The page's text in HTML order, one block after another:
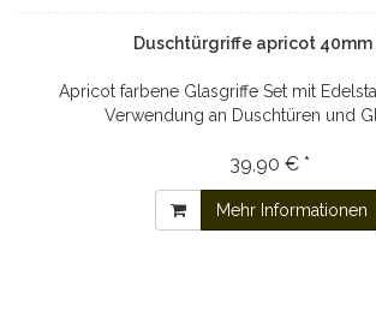
Duschtürgriffe apricot 40mm
Apricot farbene Glasgriffe Set mit
Verwendung an Duschtüren und
39,90 € *
Mehr Informationen